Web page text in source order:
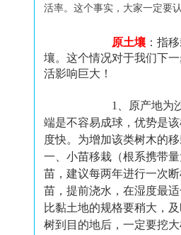
活率。这个事实，大家一定要
原土壤：指
壤。这个情况对于我们下
活影响巨大！
1、原产地为
端是不容易成球，优势是
度快。为增加该类树木的
一、小苗移栽（根系携带
苗，建议每两年进行一次
苗，提前浇水，在湿度最适
比黏土地的规格要稍大，
树到目的地后，一定要挖